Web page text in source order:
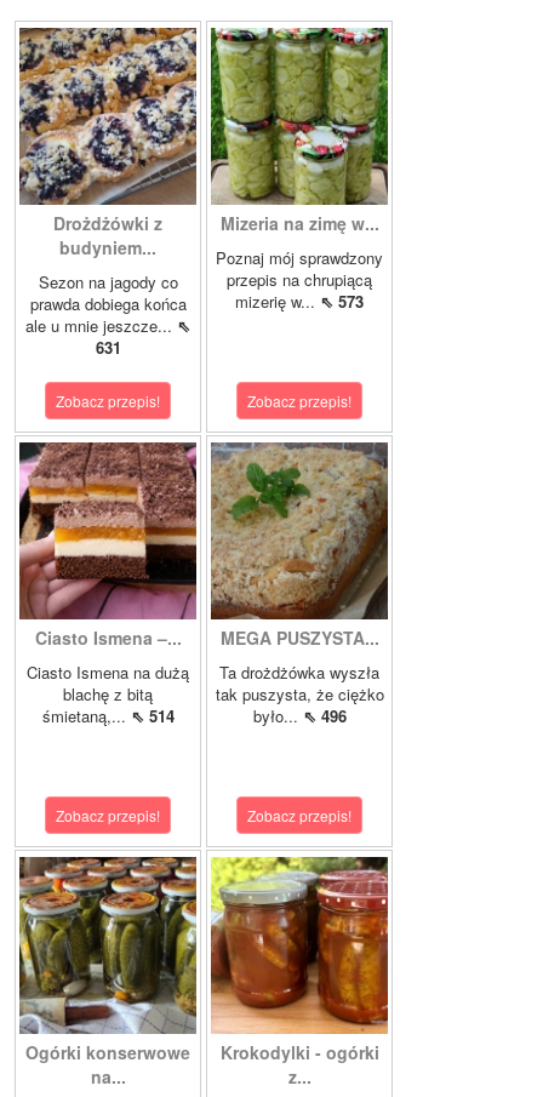
Drożdżówki z
budyniem...
Sezon na jagody co
prawda dobiega końca
ale u mnie jeszcze... ⇖
631
Zobacz przepis!
Mizeria na zimę w...
Poznaj mój sprawdzony
przepis na chrupiącą
mizerię w... ⇖ 573
Zobacz przepis!
Ciasto Ismena –...
Ciasto Ismena na dużą
blachę z bitą
śmietaną,... ⇖ 514
Zobacz przepis!
MEGA PUSZYSTA...
Ta drożdżówka wyszła
tak puszysta, że ciężko
było... ⇖ 496
Zobacz przepis!
Ogórki konserwowe
na...
Krokodylki - ogórki
z...